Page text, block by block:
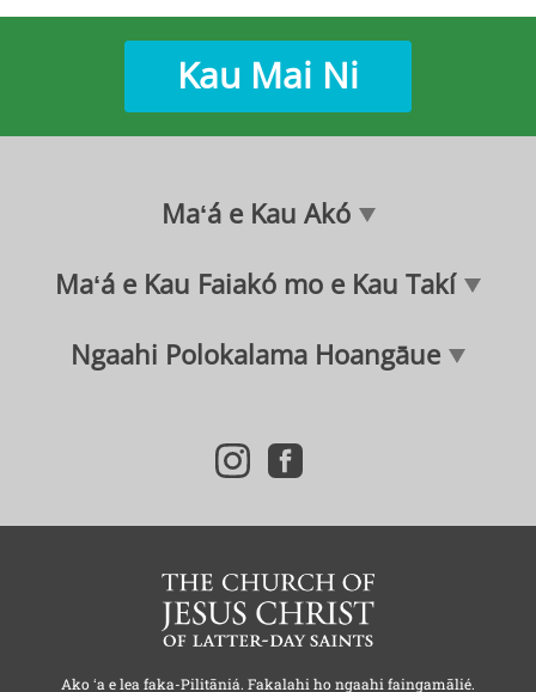
Kau Mai Ni
Maʻá e Kau Akó
Maʻá e Kau Faiakó mo e Kau Takí
Ngaahi Polokalama Hoangāue
i
t
g
r
a
m
f
e
o
o
k
Ako ʻa e lea faka-Pilitāniá. Fakalahi ho ngaahi faingamālié.